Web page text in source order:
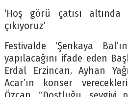
‘Hoş görü çatısı
çıkıyoruz’
Festivalde ‘Şenkaya
yapılacağını ifade eden
Erdal Erzincan, Ayhan
Acar’ın konser